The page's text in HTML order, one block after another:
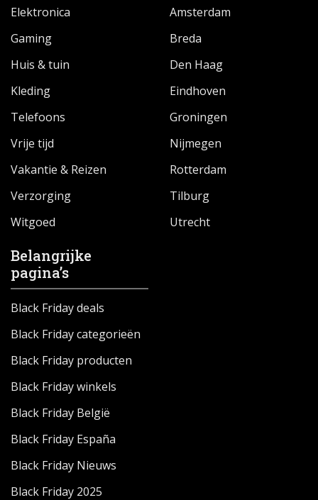
Elektronica
Gaming
Huis & tuin
Kleding
Telefoons
Vrije tijd
Vakantie & Reizen
Verzorging
Witgoed
Amsterdam
Breda
Den Haag
Eindhoven
Groningen
Nijmegen
Rotterdam
Tilburg
Utrecht
Belangrijke
pagina’s
Black Friday deals
Black Friday categorieën
Black Friday producten
Black Friday winkels
Black Friday België
Black Friday España
Black Friday Nieuws
Black Friday 2025